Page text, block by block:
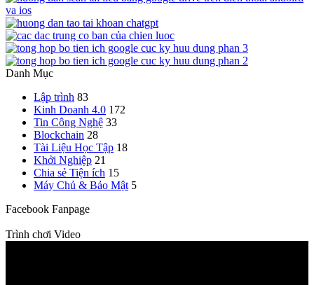
Danh Mục
Lập trình 83
Kinh Doanh 4.0 172
Tin Công Nghệ 33
Blockchain 28
Tài Liệu Học Tập 18
Khởi Nghiệp 21
Chia sẻ Tiện ích 15
Máy Chủ & Bảo Mật 5
Facebook Fanpage
Trình chơi Video